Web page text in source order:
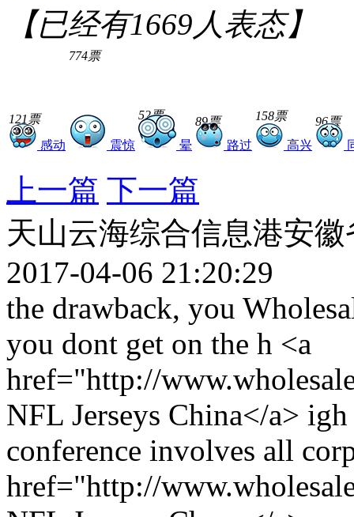
【已经有1669人表态】
121票
感动
774票
震惊
52票
晕
89票
路过
158票
高兴
96票
上一篇 下一篇
天山云海综合信息港安
2017-04-06 21:20:29
the drawback, you
you dont get on the h <a
href="http://
NFL Jerseys China</a>
conference involves all
href="http://